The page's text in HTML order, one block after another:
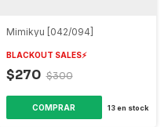
Mimikyu [042/094]
BLACKOUT SALES⚡️
$270 $300
COMPRAR 13en stock